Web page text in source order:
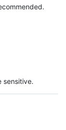
sensitive.